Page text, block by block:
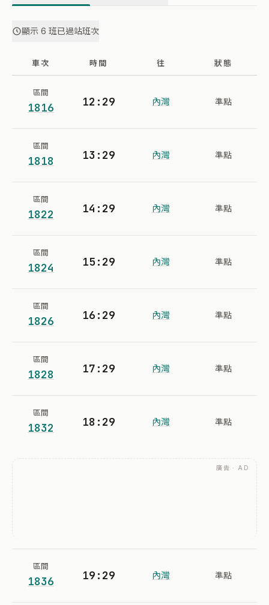
顯示 6 班已過站班次
車次 時間 往 狀態
區間
1816 12:29 內灣 準點
區間
1818 13:29 內灣 準點
區間
1822 14:29 內灣 準點
區間
1824 15:29 內灣 準點
區間
1826 16:29 內灣 準點
區間
1828 17:29 內灣 準點
區間
1832 18:29 內灣 準點
廣告 · AD
區間
1836 19:29 內灣 準點